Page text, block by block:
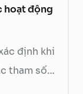
hoạt động
định khi
tham số